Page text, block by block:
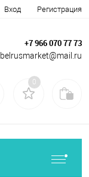
Вход Регистрация
+7 966 070 77 73
belrusmarket@mail.ru
0